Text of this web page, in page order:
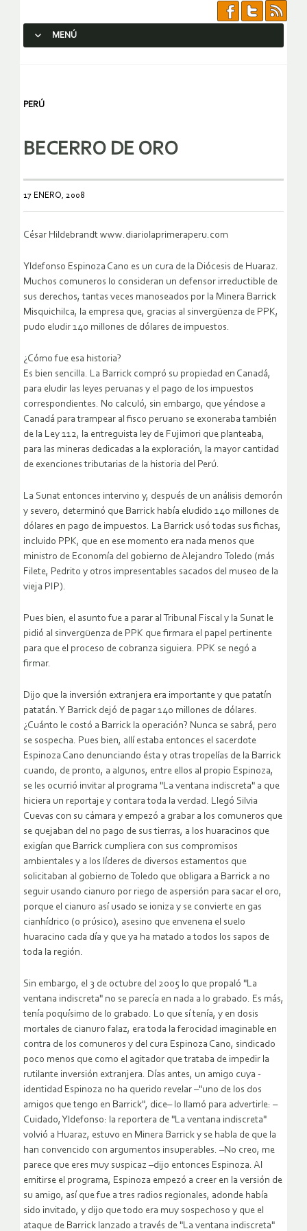
MENÚ
PERÚ
BECERRO DE ORO
17 ENERO, 2008
César Hildebrandt www.diariolaprimeraperu.com
Yldefonso Espinoza Cano es un cura de la Diócesis de Huaraz.
Muchos comuneros lo consideran un defensor irreductible de
sus derechos, tantas veces manoseados por la Minera Barrick
Misquichilca, la empresa que, gracias al sinvergüenza de PPK,
pudo eludir 140 millones de dólares de impuestos.
¿Cómo fue esa historia?
Es bien sencilla. La Barrick compró su propiedad en Canadá,
para eludir las leyes peruanas y el pago de los impuestos
correspondientes. No calculó, sin embargo, que yéndose a
Canadá para trampear al fisco peruano se exoneraba también
de la Ley 112, la entreguista ley de Fujimori que planteaba,
para las mineras dedicadas a la exploración, la mayor cantidad
de exenciones tributarias de la historia del Perú.
La Sunat entonces intervino y, después de un ­análisis demorón
y severo, determinó que Barrick había eludido 140 millones de
dólares en pago de impuestos. La Barrick usó todas sus fichas,
incluido PPK, que en ese momento era nada menos que
ministro de Economía del gobierno de Alejandro Toledo (más
Filete, Pedrito y otros impresentables sacados del museo de la
vieja PIP).
Pues bien, el asunto fue a parar al Tribunal Fiscal y la Sunat le
pidió al sinvergüenza de PPK que firmara el papel pertinente
para que el proceso de cobranza siguiera. PPK se negó a
firmar.
Dijo que la inversión extranjera ­era importante y que patatín
patatán. Y Barrick dejó de pagar 140 millones de dólares.
¿Cuánto le costó a Barrick la operación? Nunca se sabrá, pero
se sospecha. Pues bien, allí estaba entonces el sacerdote
Espinoza Cano denunciando ésta y ­otras tropelías de la Barrick
cuando, de pronto, a algunos, entre ellos al propio Espinoza,
se les ocurrió invitar al programa "La ventana indiscreta" a que
hiciera un reportaje y contara toda la verdad. Llegó Silvia
Cuevas con su cámara y empezó a grabar a los comuneros que
se quejaban del no pago de sus tierras, a los huaracinos que
exigían que Barrick cumpliera con sus compromisos
ambientales y a los líderes de diversos estamentos que
solicitaban al gobierno de Toledo que obligara a Barrick a no
seguir usando cianuro por riego de aspersión para sacar el oro,
porque el cianuro así usado se ioniza y se convierte en gas
cianhídrico (o prúsico), asesino que envenena el suelo
huaracino cada día y que ya ha matado a todos los sapos de
toda la región.
Sin embargo, el 3 de octubre del 2005 lo que propaló "La
ventana indiscreta" no se parecía en nada a lo grabado. Es más,
tenía poquísimo de lo grabado. Lo que sí tenía, y en dosis
mortales de cianuro falaz, era toda la ferocidad imaginable en
contra de los comuneros y del cura Espinoza Cano, sindicado
poco menos que como el agitador que trataba de impedir la
rutilante inversión extranjera. Días antes, un amigo cuya ­
identidad Espinoza no ha querido revelar –"uno de los dos
amigos que tengo en Barrick", dice– lo llamó para advertirle: –
Cuidado, Yldefonso: la reportera de "La ventana indiscreta"
volvió a Huaraz, estuvo en Minera Barrick y se habla de que la
han convencido con argumentos insuperables. –No creo, me
parece que ­eres muy suspicaz –dijo entonces Espinoza. Al
emitirse el programa, Espinoza empezó a creer en la versión de
su amigo, así que fue a tres radios regionales, ­adonde había
sido invitado, y dijo que todo era muy sospechoso y que el
ataque de Barrick lanzado a través de "La ventana indiscreta"